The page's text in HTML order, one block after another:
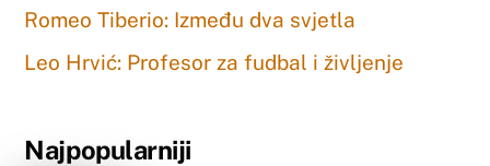
Romeo Tiberio: Između dva svjetla
Leo Hrvić: Profesor za fudbal i življenje
Najpopularniji